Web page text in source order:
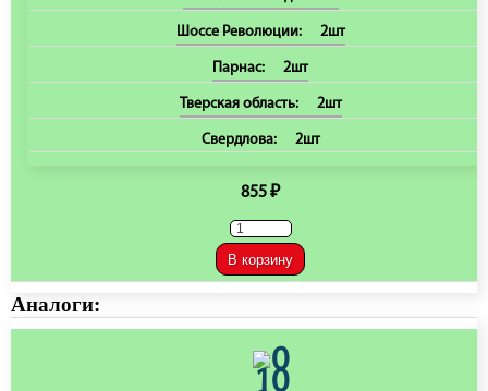
Шоссе Революции: 2шт
Парнас: 2шт
Тверская область: 2шт
Свердлова: 2шт
855 ₽
В корзину
Аналоги: